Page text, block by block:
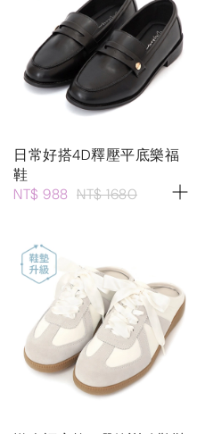
日常好搭4D釋壓平底樂福
鞋
NT$ 988 NT$ 1680